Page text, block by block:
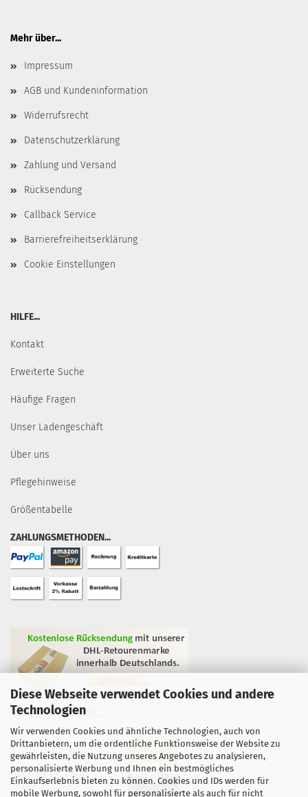
Diese Webseite verwendet Cookies und andere
Technologien
Wir verwenden Cookies und ähnliche Technologien, auch von
Drittanbietern, um die ordentliche Funktionsweise der Website zu
gewährleisten, die Nutzung unseres Angebotes zu analysieren,
personalisierte Werbung und Ihnen ein bestmögliches
Einkaufserlebnis bieten zu können. Cookies und IDs werden für
mobile Werbung, sowohl für personalisierte als auch für nicht
Mehr über...
Impressum
AGB und Kundeninformation
Widerrufsrecht
Datenschutzerklärung
Zahlung und Versand
Rücksendung
Callback Service
Barrierefreiheitserklärung
Cookie Einstellungen
HILFE...
Kontakt
Erweiterte Suche
Häufige Fragen
Unser Ladengeschäft
Über uns
Pflegehinweise
Größentabelle
ZAHLUNGSMETHODEN...
GEPRÜFTE QUALITÄT...